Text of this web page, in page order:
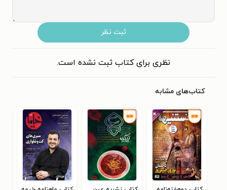
ثبت نظر
نظری برای کتاب ثبت نشده است.
کتاب‌های مشابه